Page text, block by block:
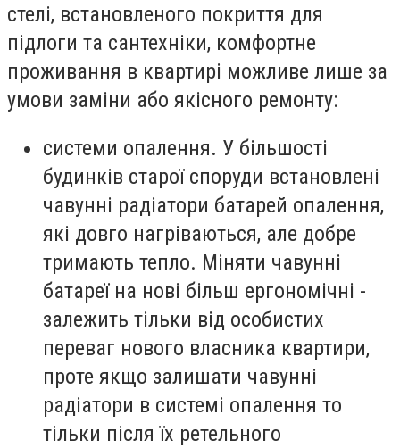
стелі, встановленого покриття для
підлоги та сантехніки, комфортне
проживання в квартирі можливе лише за
умови заміни або якісного ремонту:
системи опалення. У більшості
будинків старої споруди встановлені
чавунні радіатори батарей опалення,
які довго нагріваються, але добре
тримають тепло. Міняти чавунні
батареї на нові більш ергономічні -
залежить тільки від особистих
переваг нового власника квартири,
проте якщо залишати чавунні
радіатори в системі опалення то
тільки після їх ретельного